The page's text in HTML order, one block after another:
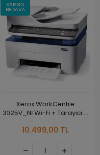
KARGO
BEDAVA
Xerox WorkCentre
3025V_NI Wi-Fi + Tarayıcı +
Fonksiyonlu Lazer Yazıcı
10.499,00 TL